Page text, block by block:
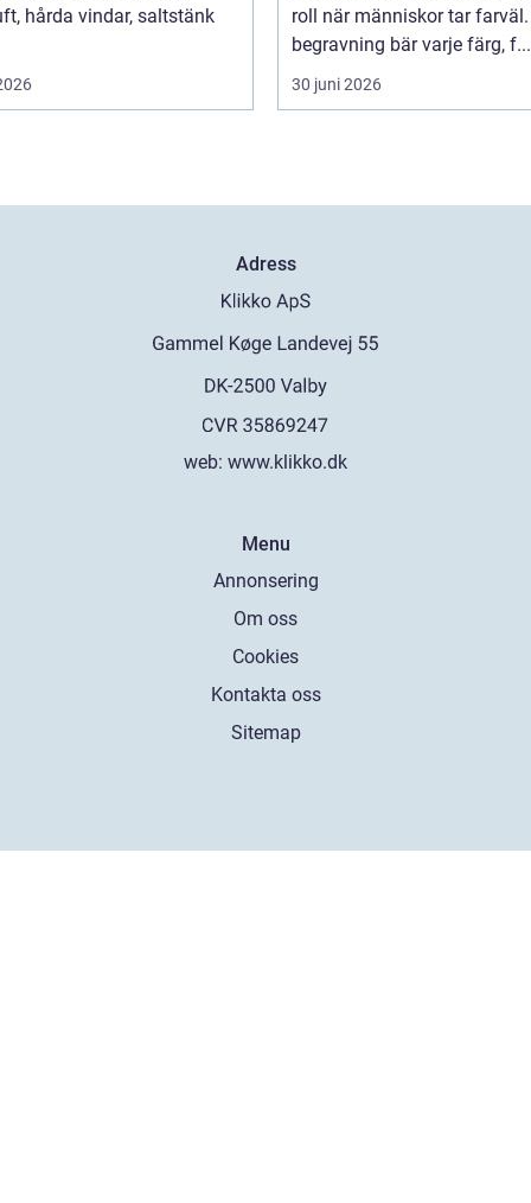
hårda vindar, saltstänk
roll när människor tar farväl.
begravning bär varje färg, f...
30 juni 2026
Adress
web: www.klikko.dk
Menu
Annonsering
Om oss
Cookies
Kontakta oss
Sitemap